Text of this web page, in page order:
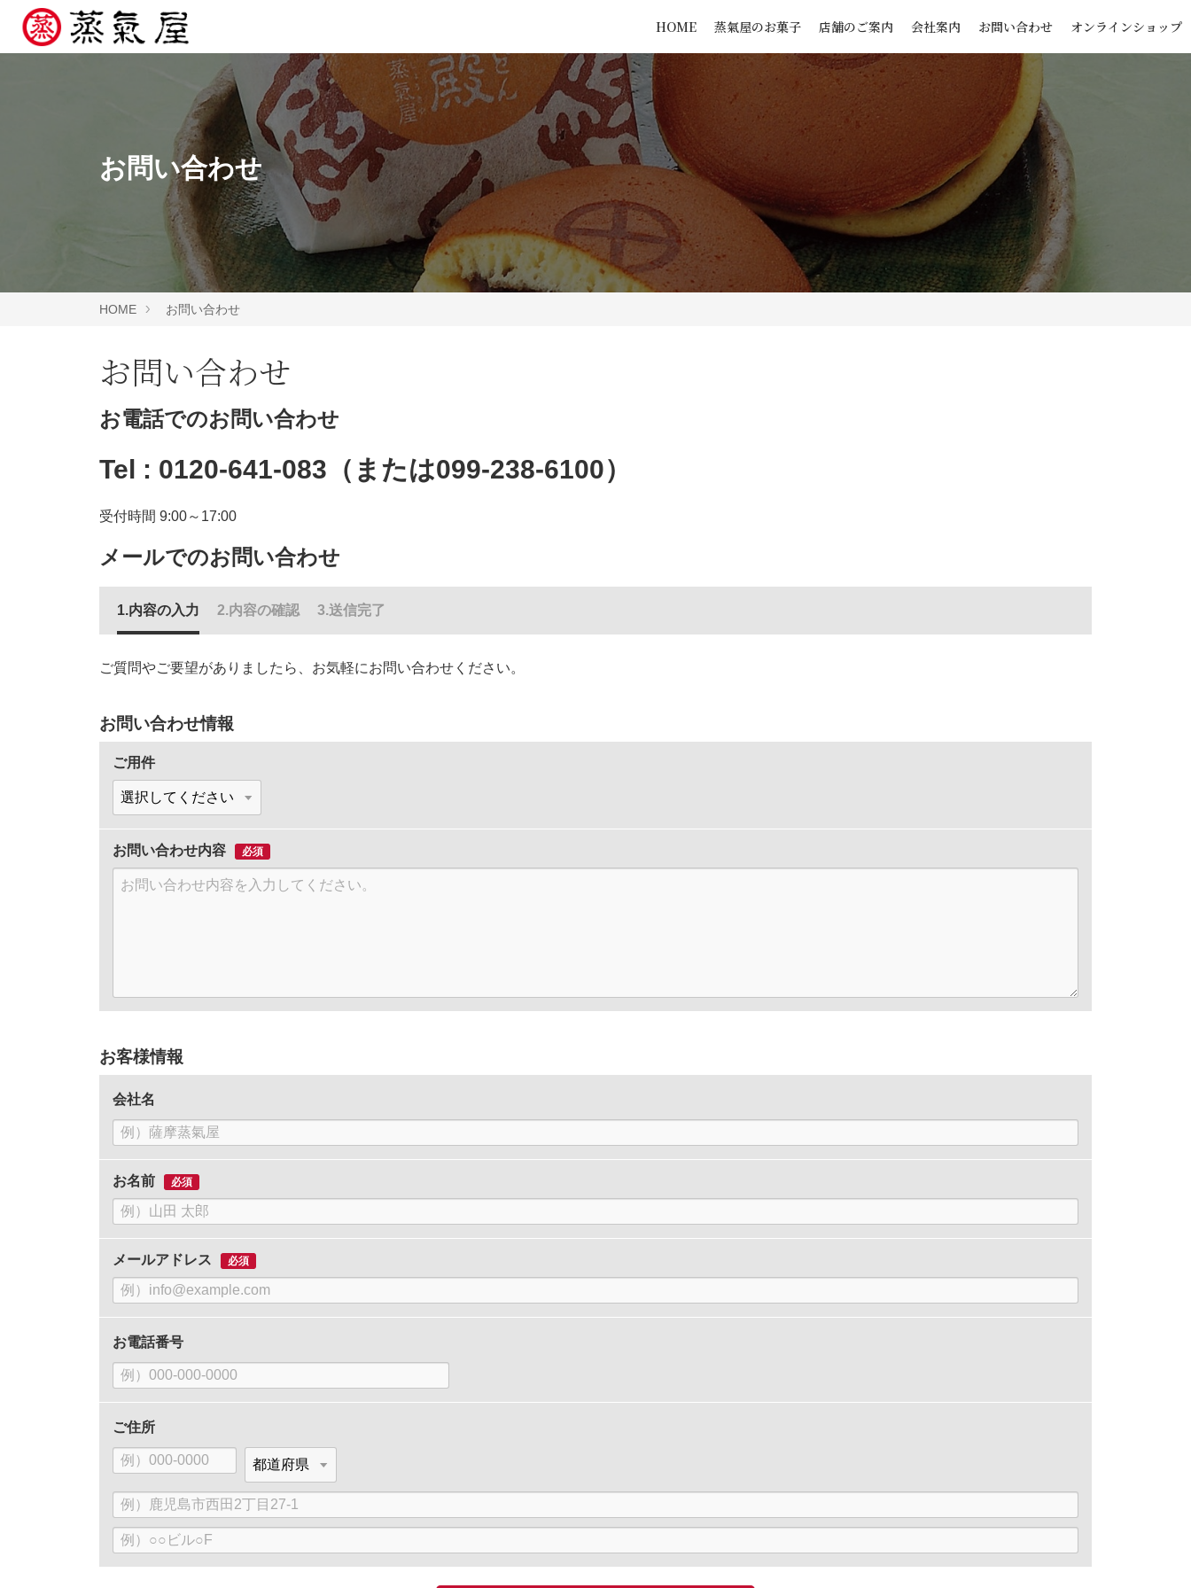
HOME 蒸氣屋のお菓子 店舗のご案内 会社案内 お問い合わせ オンラインショップ
お問い合わせ
HOME お問い合わせ
お問い合わせ
お電話でのお問い合わせ
Tel : 0120-641-083 （または099-238-6100）
受付時間 9:00～17:00
メールでのお問い合わせ
内容の入力 内容の確認 送信完了
ご質問やご要望がありましたら、お気軽にお問い合わせください。
お問い合わせ情報
ご用件
お問い合わせ内容 必須
お客様情報
会社名
お名前 必須
名
前
メールアドレス 必須
お電話番号
ご住所
郵
便
号
都
道
府
県
市
区
町
村、
建
物
名